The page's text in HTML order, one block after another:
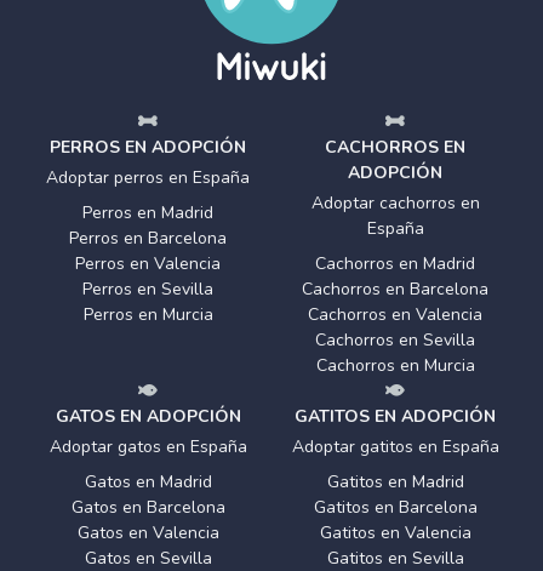
PERROS EN ADOPCIÓN
Adoptar perros en España
Perros en Madrid
Perros en Barcelona
Perros en Valencia
Perros en Sevilla
Perros en Murcia
CACHORROS EN
ADOPCIÓN
Adoptar cachorros en
España
Cachorros en Madrid
Cachorros en Barcelona
Cachorros en Valencia
Cachorros en Sevilla
Cachorros en Murcia
GATOS EN ADOPCIÓN
Adoptar gatos en España
Gatos en Madrid
Gatos en Barcelona
Gatos en Valencia
Gatos en Sevilla
GATITOS EN ADOPCIÓN
Adoptar gatitos en España
Gatitos en Madrid
Gatitos en Barcelona
Gatitos en Valencia
Gatitos en Sevilla